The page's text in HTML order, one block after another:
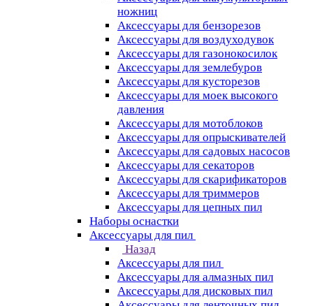
ножниц
Аксессуары для бензорезов
Аксессуары для воздуходувок
Аксессуары для газонокосилок
Аксессуары для землебуров
Аксессуары для кусторезов
Аксессуары для моек высокого
давления
Аксессуары для мотоблоков
Аксессуары для опрыскивателей
Аксессуары для садовых насосов
Аксессуары для секаторов
Аксессуары для скарификаторов
Аксессуары для триммеров
Аксессуары для цепных пил
Наборы оснастки
Аксессуары для пил
Назад
Аксессуары для пил
Аксессуары для алмазных пил
Аксессуары для дисковых пил